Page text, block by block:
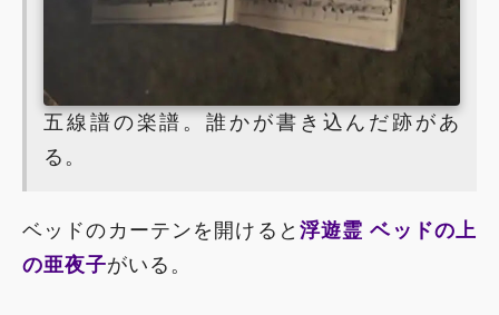
五線譜の楽譜。誰かが書き込んだ跡があ
る。
ベッドのカーテンを開けると 浮遊霊 ベッドの上
の亜夜子がいる。